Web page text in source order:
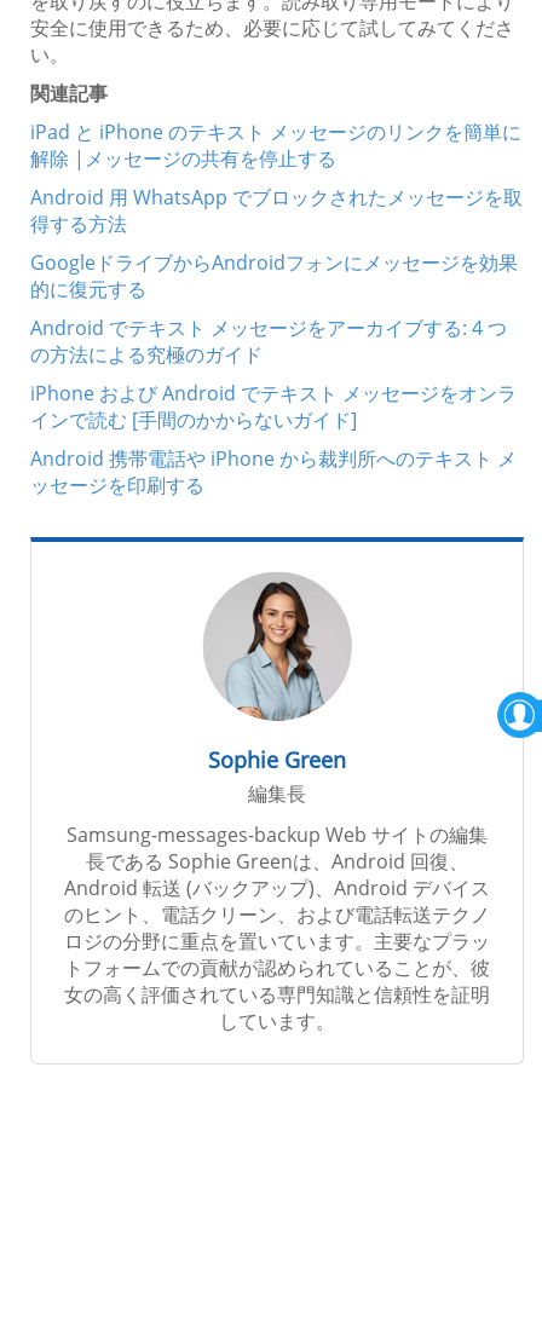
安全に使用できるため、必要に応じて試してみてくださ
い。
関連記事
iPad と iPhone のテキスト メッセージのリンクを簡単に
解除 |メッセージの共有を停止する
Android 用 WhatsApp でブロックされたメッセージを取
得する方法
GoogleドライブからAndroidフォンにメッセージを効果
的に復元する
Android でテキスト メッセージをアーカイブする: 4 つ
の方法による究極のガイド
iPhone および Android でテキスト メッセージをオンラ
インで読む [手間のかからないガイド]
Android 携帯電話や iPhone から裁判所へのテキスト メ
ッセージを印刷する
Sophie Green
編集長
Samsung-messages-backup Web サイトの編集
長である Sophie Greenは、Android 回復、
Android 転送 (バックアップ)、Android デバイス
のヒント、電話クリーン、および電話転送テクノ
ロジの分野に重点を置いています。主要なプラッ
トフォームでの貢献が認められていることが、彼
女の高く評価されている専門知識と信頼性を証明
しています。